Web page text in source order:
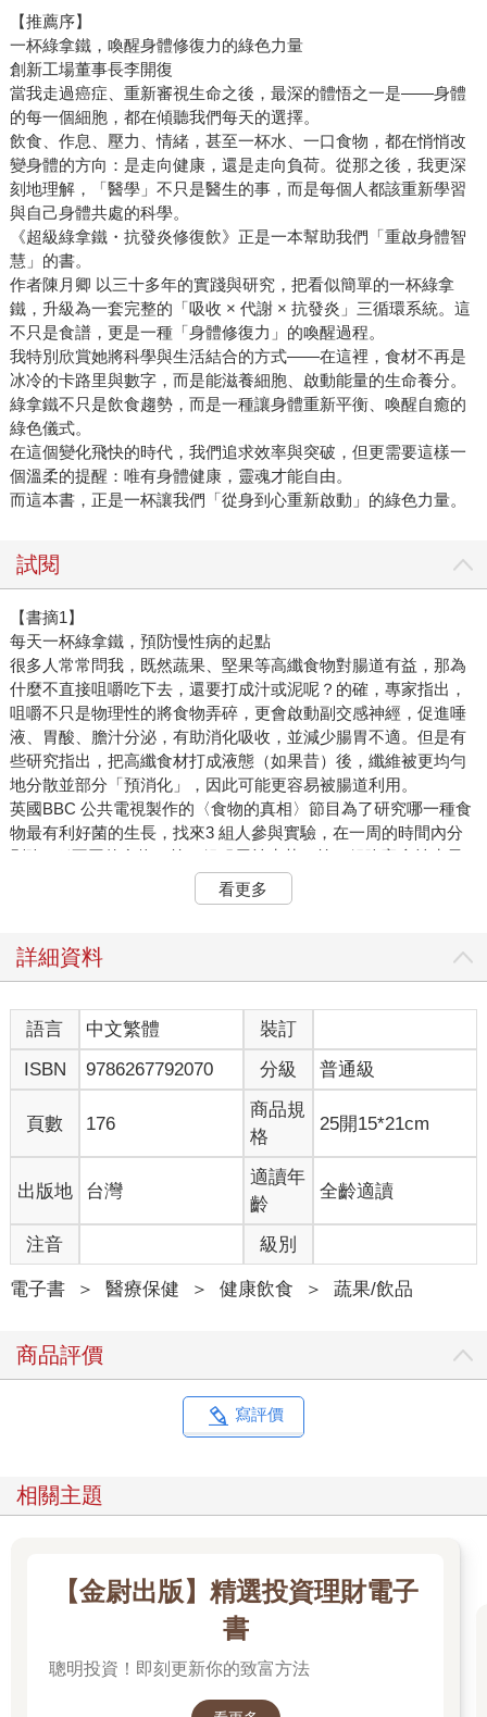
【推薦序】
一杯綠拿鐵，喚醒身體修復力的綠色力量
創新工場董事長李開復
當我走過癌症、重新審視生命之後，最深的體悟之一是——身體
的每一個細胞，都在傾聽我們每天的選擇。
飲食、作息、壓力、情緒，甚至一杯水、一口食物，都在悄悄改
變身體的方向：是走向健康，還是走向負荷。從那之後，我更深
刻地理解，「醫學」不只是醫生的事，而是每個人都該重新學習
與自己身體共處的科學。
《超級綠拿鐵・抗發炎修復飲》正是一本幫助我們「重啟身體智
慧」的書。
作者陳月卿 以三十多年的實踐與研究，把看似簡單的一杯綠拿
鐵，升級為一套完整的「吸收 × 代謝 × 抗發炎」三循環系統。這
不只是食譜，更是一種「身體修復力」的喚醒過程。
我特別欣賞她將科學與生活結合的方式——在這裡，食材不再是
冰冷的卡路里與數字，而是能滋養細胞、啟動能量的生命養分。
綠拿鐵不只是飲食趨勢，而是一種讓身體重新平衡、喚醒自癒的
綠色儀式。
在這個變化飛快的時代，我們追求效率與突破，但更需要這樣一
個溫柔的提醒：唯有身體健康，靈魂才能自由。
而這本書，正是一杯讓我們「從身到心重新啟動」的綠色力量。
試閱
【書摘1】
每天一杯綠拿鐵，預防慢性病的起點
很多人常常問我，既然蔬果、堅果等高纖食物對腸道有益，那為
什麼不直接咀嚼吃下去，還要打成汁或泥呢？的確，專家指出，
咀嚼不只是物理性的將食物弄碎，更會啟動副交感神經，促進唾
液、胃酸、膽汁分泌，有助消化吸收，並減少腸胃不適。但是有
些研究指出，把高纖食材打成液態（如果昔）後，纖維被更均勻
地分散並部分「預消化」，因此可能更容易被腸道利用。
英國BBC 公共電視製作的〈食物的真相〉節目為了研究哪一種食
物最有利好菌的生長，找來3 組人參與實驗，在一周的時間內分
別吃3 種不同的食物，第一組服用益生菌，第二組吃富含益生元
的高纖食物，第三組喝富含濃稠纖維的果汁，結果是富含濃稠纖
維的果汁改善腸相、增加好菌的效果最好。
1. 多樣性提升
菜、十字花科、根莖類、水果、堅果種籽、大豆胜肽等多種來源
的食物。而植物種類越多，腸道菌相越多樣，這是因為每個微生
物群對食物的需求不同。研究顯示，每週攝取 30 種以上植物的
人，腸道菌群的多樣性明顯優於少於 10 種的人。
2. 攝取量提升
光靠咀嚼吃蔬果，很多人胃容量或咀嚼耐心不足，容易「吃不到
量」，更吃不下植化素最多的粗莖和皮、籽（有些籽可食，並含
有豐富植化素，如葡萄籽）。綠拿鐵經過攪打，體積減小、口感
滑順，就能在短時間內攝取到更多份量的蔬菜、水果與堅果、種
籽， 對「每天蔬果攝取不足」、沒時間細嚼慢嚥的外食族、上班
族來說，是一種實際可行的解決方案。
3. 營養吸收效率
非過濾掉（跟果汁不同），所以兼顧了腸道益生元的效果。
4. 實際健康效益
從生活形態層面來說，「能長期持續喝」比「理論上吃得更好」
更關鍵，綠拿鐵讓人養成每天攝取大量、多樣植物的習慣，這本
食物的完整營養。同時你還可以兼顧咀嚼，每喝一口，都略加咀
攝取」變得簡單可行，這也是我能堅持用這個方法照顧家人和自
己三十多年的原因。
要保護腸道健康，逆轉慢性發炎，遠離癌症和慢性病，關鍵在於
均衡飲食，包括多天然原型食物、足量膳食纖維、減少加工食
物、適量發酵食物，足夠水分，規律運動，充足睡眠和管理壓
看更多
詳細資料
語言 中文繁體
裝訂
ISBN
9786267792070 分級 普通級
頁數 176
商品規
格
25開15*21cm
出版地 台灣
適讀年
齡
全齡適讀
注音 級別
電子書 ＞ 醫療保健 ＞ 健康飲食 ＞ 蔬果/飲品
商品評價
寫評價
相關主題
【金尉出版】精選投資理財電子
書
聰明投資！即刻更新你的致富方法